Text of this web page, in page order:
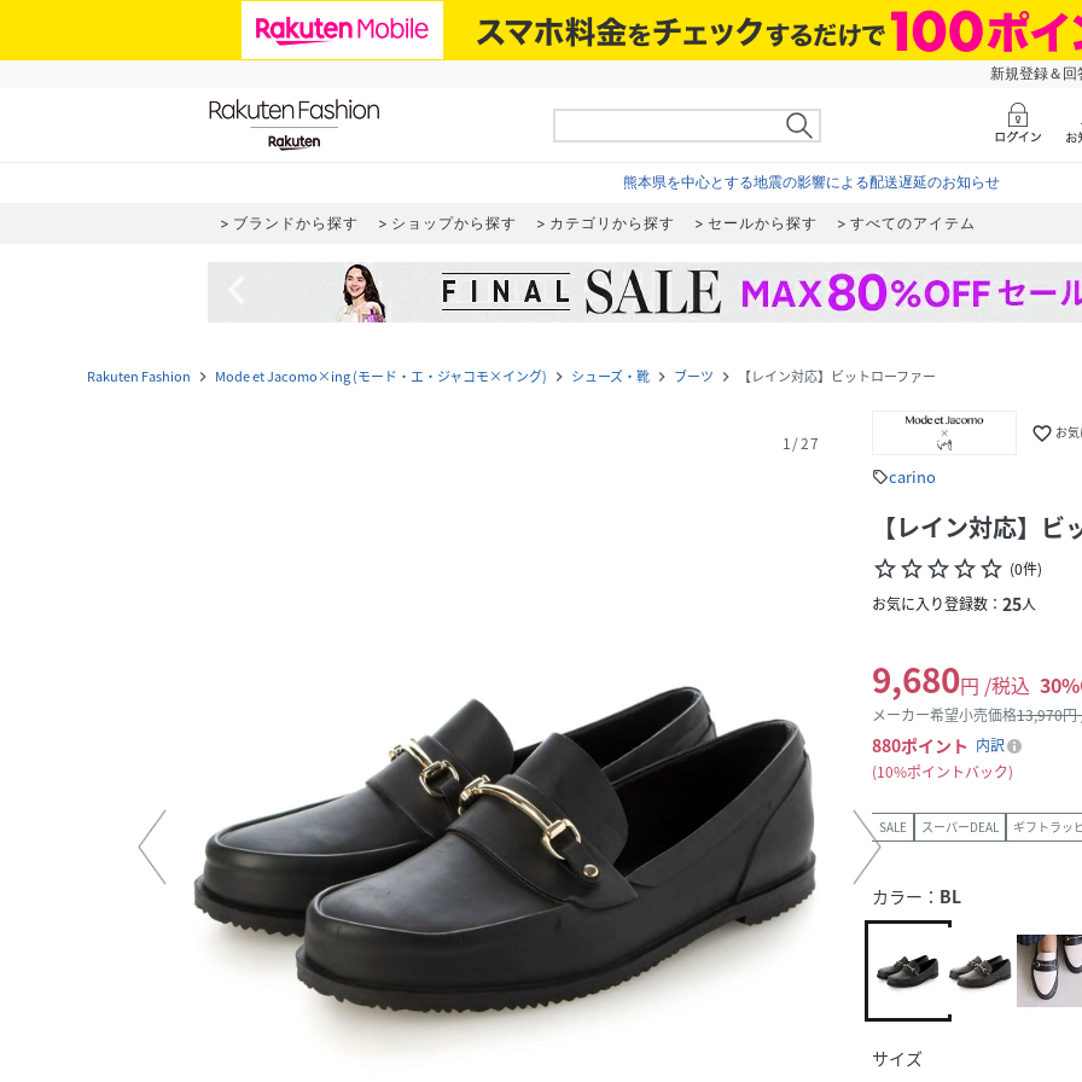
新規登録＆
熊本県を中心とする地震の影響による配送遅延のお知らせ
ブランドから探す ショップから探す カテゴリから探す セールから探す すべてのアイテム
Rakuten Fashion navigate_next Mode et Jacomo×ing (モード・エ・ジャコモ×イング) navigate_next シューズ・靴 navigate_next ブーツ navigate_next 【レイン対応】ビットローファー
1/27 favorite_border お
sellcarino
【レイン対応】ビ
star_borderstar_borderstar_borderstar_borderstar_border (0件)
お気に入り登録数： 25人
9,680円 /税込 30
メーカー希望小売価格13,970円
880ポイント 内訳
10%ポイントバック
SALE スーパーDEAL ギフトラッ
カラー： BL
サイズ